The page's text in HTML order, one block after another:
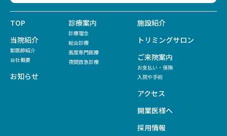
TOP
当院紹介
獣医師紹介
会社概要
お知らせ
診療案内
診療理念
総合診療
高度専門医療
夜間救急診療
施設紹介
トリミングサロン
ご来院案内
お支払い・保険
入院や手術
アクセス
開業医様へ
採用情報